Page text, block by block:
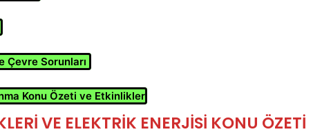
Çevre Sorunları
Konu Özeti ve Etkinlikler
VE ELEKTRİK ENERJİSİ KONU ÖZETİ